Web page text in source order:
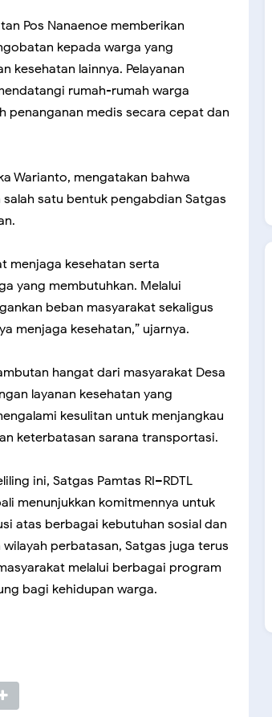
Pos Nanaenoe memberikan
kepada warga yang
kesehatan lainnya. Pelayanan
rumah-rumah warga
penanganan medis secara cepat dan
Warianto, mengatakan bahwa
satu bentuk pengabdian Satgas
menjaga kesehatan serta
yang membutuhkan. Melalui
beban masyarakat sekaligus
menjaga kesehatan,” ujarnya.
hangat dari masyarakat Desa
layanan kesehatan yang
kesulitan untuk menjangkau
keterbatasan sarana transportasi.
ini, Satgas Pamtas RI–RDTL
menunjukkan komitmennya untuk
atas berbagai kebutuhan sosial dan
perbatasan, Satgas juga terus
melalui berbagai program
bagi kehidupan warga.